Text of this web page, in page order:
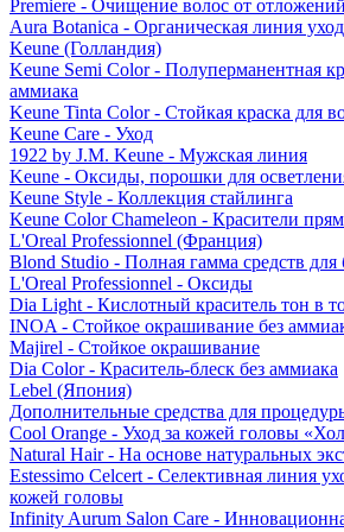
Premiere - Очищение волос от
Aura Botanica - Органическая линия
Keune (Голландия)
Keune Semi Color - Полуперманентная
аммиака
Keune Tinta Color - Стойкая краска для
Keune Care - Уход
1922 by J.M. Keune - Мужская линия
Keune - Оксиды, порошки для
Keune Style - Коллекция стайлинга
Keune Color Chameleon - Красители
L'Oreal Professionnel (Франция)
Blond Studio - Полная гамма средств
L'Oreal Professionnel - Оксиды
Dia Light - Кислотный краситель тон в
INOA - Стойкое окрашивание без
Majirel - Стойкое окрашивание
Dia Color - Краситель-блеск без аммиака
Lebel (Япония)
Дополнительные средства для
Cool Orange - Уход за кожей головы
Natural Hair - На основе натуральных
Estessimo Celcert - Селективная линия
кожей головы
Infinity Aurum Salon Care -